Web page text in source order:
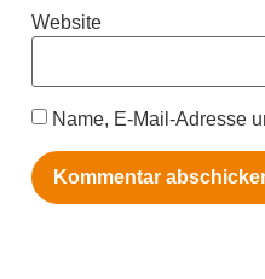
Website
Name, E-Mail-Adresse